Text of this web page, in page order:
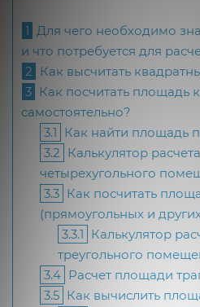
1 Для чего необходимо
и что потребуется для
2
Как высчитать
3 Как посчитать площадь
самостоятельно?
3.1 Как найти площадь
3.2 Калькулятор
четырехугольного
3.3 Как посчитать
(прямоугольных и
3.3.1 Калькулятор
треугольного
3.4 Расчет площади
3.5 Как вычислить